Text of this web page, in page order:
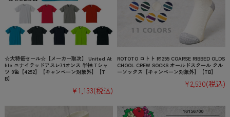
☆大特価セール☆【メーカー取次】 United At
hle ユナイテッドアスレ7.1オンス 半袖 Tシャ
ツ 9色【4252】【キャンペーン対象外】【T
B】
¥1,133(税込)
ROTOTO ロトト R1255 COARSE RIBBED OLDS
CHOOL CREW SOCKS オールドスクール クル
ーソックス【キャンペーン対象外】【TB】
¥2,530(税込)